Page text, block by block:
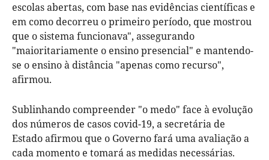
escolas abertas, com base nas evidências científicas e
em como decorreu o primeiro período, que mostrou
que o sistema funcionava", assegurando
"maioritariamente o ensino presencial" e mantendo-
se o ensino à distância "apenas como recurso",
afirmou.
Sublinhando compreender "o medo" face à evolução
dos números de casos covid-19, a secretária de
Estado afirmou que o Governo fará uma avaliação a
cada momento e tomará as medidas necessárias.